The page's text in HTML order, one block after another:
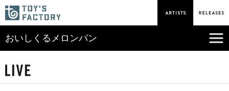
おいしくるメロンパン